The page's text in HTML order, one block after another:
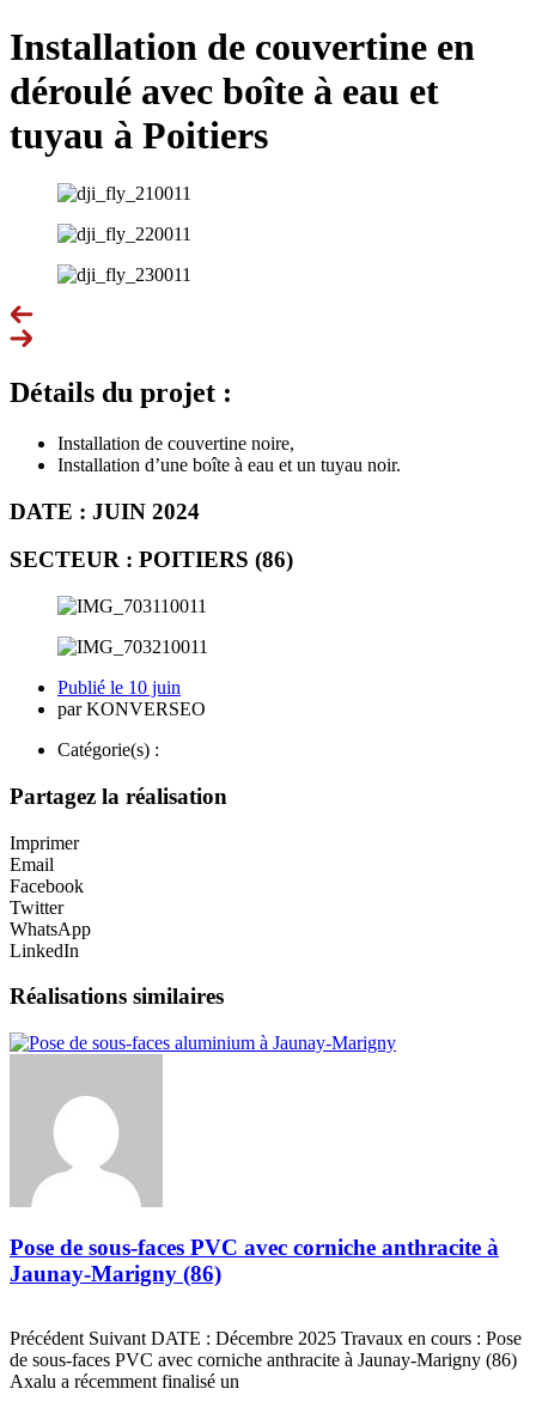
Installation de couvertine en
déroulé avec boîte à eau et
tuyau à Poitiers
Détails du projet :
Installation de couvertine noire,
Installation d’une boîte à eau et un tuyau noir.
DATE : JUIN 2024
SECTEUR : POITIERS (86)
Publié le 10 juin
parKONVERSEO
Catégorie(s) :
Partagez la réalisation
Imprimer
Email
Facebook
Twitter
WhatsApp
LinkedIn
Réalisations similaires
Pose de sous-faces PVC avec corniche anthracite à
Jaunay-Marigny (86)
Précédent Suivant DATE : Décembre 2025 Travaux en cours : Pose
de sous-faces PVC avec corniche anthracite à Jaunay-Marigny (86)
Axalu a récemment finalisé un